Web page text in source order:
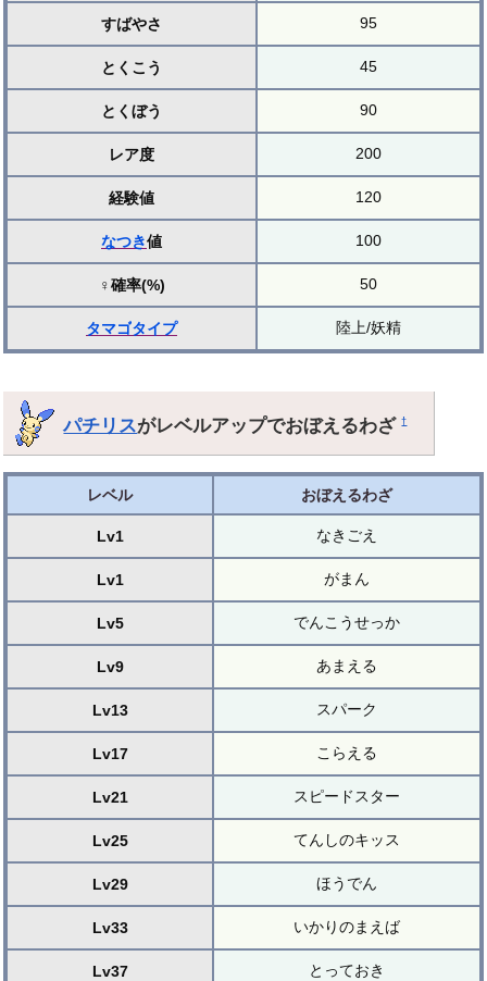
すばやさ 95
とくこう 45
とくぼう 90
レア度 200
経験値 120
なつき値 100
♀確率(%) 50
タマゴタイプ 陸上/妖精
パチリスがレベルアップでおぼえるわざ†
レベル おぼえるわざ
Lv1 なきごえ
Lv1 がまん
Lv5 でんこうせっか
Lv9 あまえる
Lv13 スパーク
Lv17 こらえる
Lv21 スピードスター
Lv25 てんしのキッス
Lv29 ほうでん
Lv33 いかりのまえば
Lv37 とっておき